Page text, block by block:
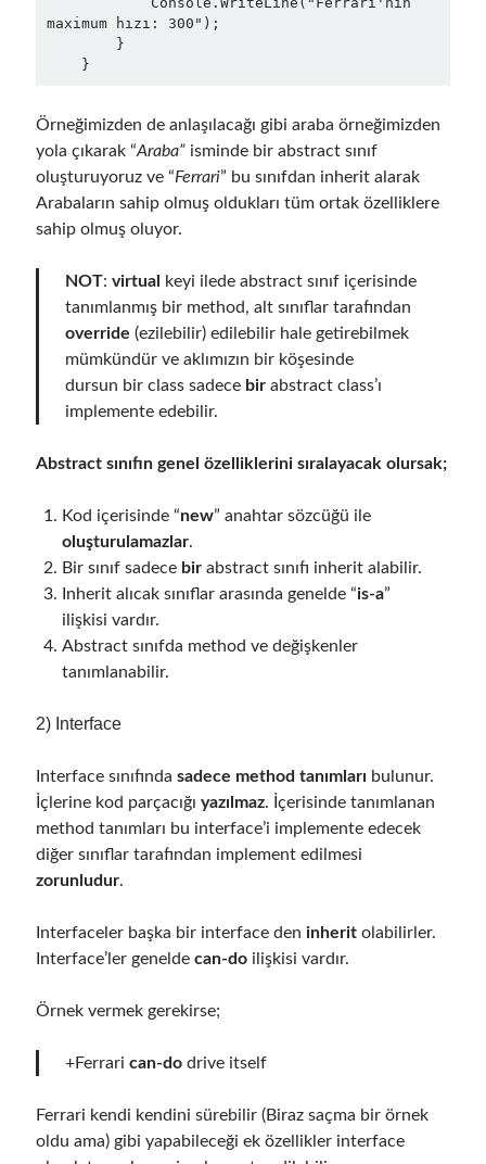
3 Core Pillars of AI Agent Access Control | Nordic APIs |
Governance for AI Agents: Policy-as-Code with OPA
Gökhan Gökalp
Kiril
Intelligent Search with Microsoft Agent Framework
Runtime Governance for AI Agents: Policy-as-Code with OPA - Gökhan
GökalponSecuring the Supply Chain of Containerized Applications to
Reduce Security Risks (Policy Enforcement-Automated Governance
Intelligent Search with Microsoft Agent Framework
DevEx Series 02: From Catalog to Copilots. Boosting Backstage with
MCP Server – Gökhan Gökalp onDevEx Series 01: Creating Golden
Working with Persistent Volumes by Using Azure
Files in Azure Kubernetes Service
onElasticSearch Serisi 01 – C# ile Index Oluşturmak
.NET .net 5 .net 6
.net core
asp.net core
C# c# messaging clean architecture
devex docker dotnet
event driven hexagonal architecture
kubernetes
MicroService
microsoft orleans
OAuth OAuth 2.0
maximum hızı: 300");
    }
Örneğimizden de anlaşılacağı gibi araba örneğimizden
yola çıkarak “Araba” isminde bir abstract sınıf
oluşturuyoruz ve “Ferrari” bu sınıfdan inherit alarak
Arabaların sahip olmuş oldukları tüm ortak özelliklere
sahip olmuş oluyor.
NOT:virtual
keyi ilede abstract sınıf içerisinde
tanımlanmış bir method, alt sınıflar tarafından
override (ezilebilir) edilebilir hale getirebilmek
mümkündür ve aklımızın bir köşesinde
dursun bir class sadece bir abstract class’ı
implemente edebilir.
Abstract sınıfın genel özelliklerini sıralayacak olursak;
Kod içerisinde “new” anahtar sözcüğü ile
oluşturulamazlar.
Bir sınıf sadece bir abstract sınıfı inherit alabilir.
Inherit alıcak sınıflar arasında genelde “is-a”
ilişkisi vardır.
Abstract sınıfda method ve değişkenler
tanımlanabilir.
2) Interface
Interface sınıfındasadece method tanımları bulunur.
İçlerine kod parçacığıyazılmaz. İçerisinde tanımlanan
method tanımları bu interface’i implemente edecek
diğer sınıflar tarafından implement edilmesi
zorunludur.
Interfaceler başka bir interface deninherit olabilirler.
Interface’ler geneldecan-do ilişkisi vardır.
Örnek vermek gerekirse;
+Ferrarican-do drive itself
Ferrari kendi kendini sürebilir (Biraz saçma bir örnek
oldu ama) gibi yapabileceği ek özellikler interface